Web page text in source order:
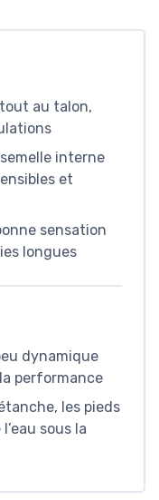
au talon,
interne
et
sensation
longues
dynamique
performance
les pieds
sous la